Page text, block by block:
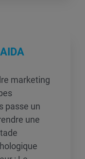
marketing
passe un
une